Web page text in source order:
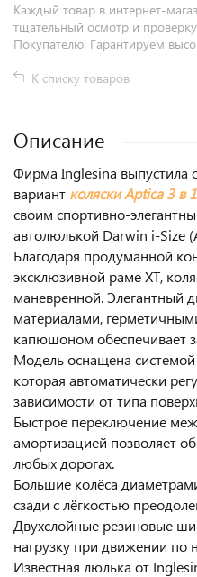
Каждый товар в интернет-
тщательный осмотр и
Покупателю. Гарантируем
К списку товаров
Описание
Фирма Inglesina выпустила
вариант коляски Aptica 3 в
своим спортивно-
автолюлькой Darwin i-Size
Благодаря продуманной
эксклюзивной раме XT,
маневренной. Элегантный
материалами,
капюшоном обеспечивает
Модель оснащена
которая автоматически
зависимости от типа
Быстрое переключение
амортизацией позволяет
любых дорогах.
Большие колёса
сзади с лёгкостью
Двухслойные резиновые
нагрузку при движении по
Известная люлька от